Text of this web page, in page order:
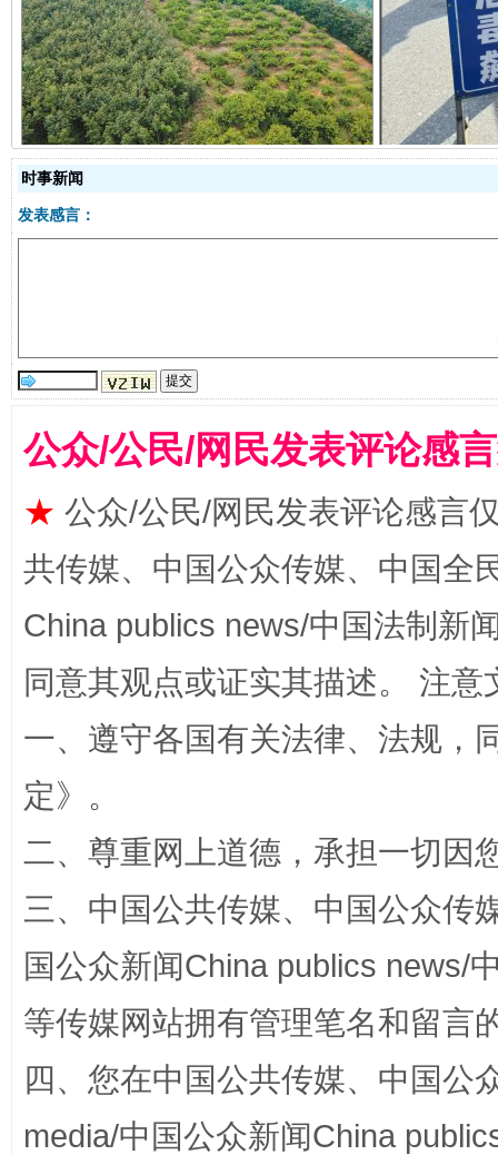
以产业富民促振兴 酒驾
事关残疾人未来5年
规模最大的光氢储一体化项目 走
时事新闻
发表感言：
公众/公民/网民发表评论感
★ 公众/公民/网民发表评论感言
共传媒、中国公众传媒、中国全
China publics news/中国法制新
同意其观点或证实其描述。 注
一、遵守各国有关法律、法规，
定》。
二、尊重网上道德，承担一切因
三、中国公共传媒、中国公众传
国公众新闻China publics news/
等传媒网站拥有管理笔名和留言
四、您在中国公共传媒、中国公
media/中国公众新闻China